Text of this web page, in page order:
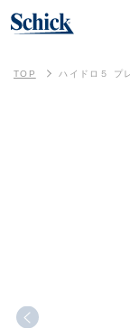
TOP ハイドロ５ プ